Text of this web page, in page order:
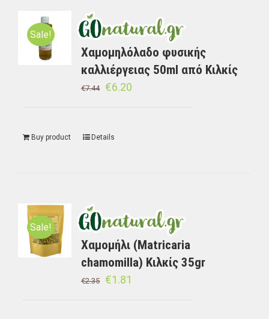
Sale!
Χαμομηλόλαδο φυσικής
καλλιέργειας 50ml από Κιλκίς
€7.44 €6.20
Buy product Details
Sale!
Χαμομήλι (Matricaria
chamomilla) Κιλκίς 35gr
€2.35 €1.81